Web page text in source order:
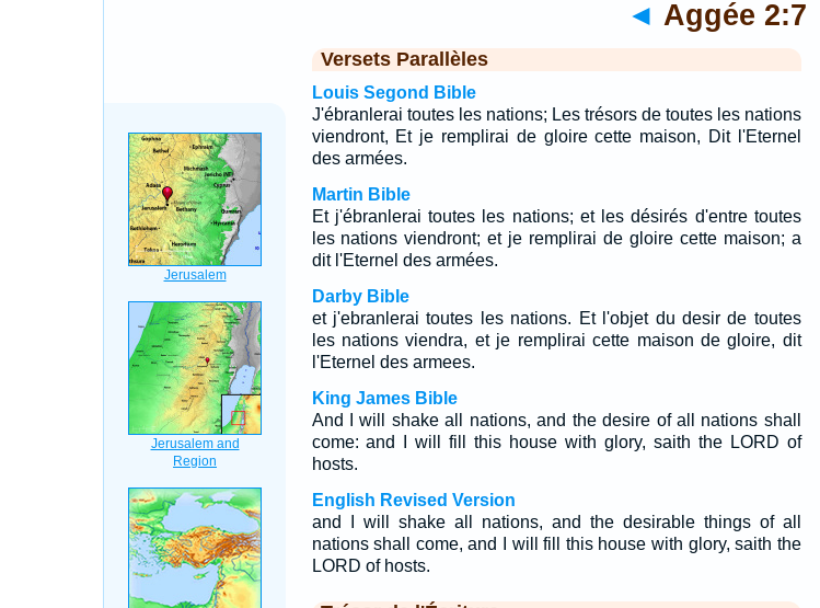
◄ Aggée 2:7
Versets Parallèles
Louis Segond Bible
J'ébranlerai toutes les nations; Les trésors de toutes les nations
viendront, Et je remplirai de gloire cette maison, Dit l'Eternel
des armées.
Martin Bible
Et j'ébranlerai toutes les nations; et les désirés d'entre toutes
les nations viendront; et je remplirai de gloire cette maison; a
dit l'Eternel des armées.
Darby Bible
et j'ebranlerai toutes les nations. Et l'objet du desir de toutes
les nations viendra, et je remplirai cette maison de gloire, dit
l'Eternel des armees.
King James Bible
And I will shake all nations, and the desire of all nations shall
come: and I will fill this house with glory, saith the LORD of
hosts.
English Revised Version
and I will shake all nations, and the desirable things of all
nations shall come, and I will fill this house with glory, saith the
LORD of hosts.